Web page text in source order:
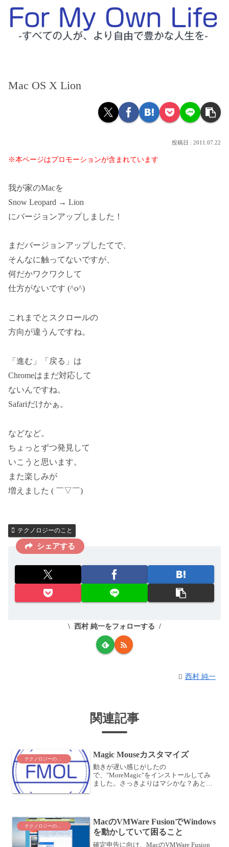
Mac OS X Lion
2011.07.22
※本ページはプロモーションが含まれています
我が家のMacを
Snow Leopard → Lion
にバージョンアップしました！
まだバージョンアップしたてで、
そんなに触ってないですが、
何だかワクワクして
仕方がないです (^o^)
これまでとスクロールの
方向が違うんですね。
「進む」「戻る」は
Chromeはまだ対応して
ないんですね。
Safariだけかぁ。
などなど。
ちょっとずつ発見して
いこうと思います。
また楽しみが
増えました ( ￣▽￣)
テクノロジーのこと
シェアする
西村 純一をフォローする
西村 純一
関連記事
Magic Mouseカスタマイズ
動きが遅い感じがしたの
で、"MoreMagic"をインストールしてみ
ました。さっきよりはマシかな？あと
テクノロジーのこと
MacのVMWare FusionでWindows
を動かしていて困ること
確定申告に向け、MacのVMWare Fusion